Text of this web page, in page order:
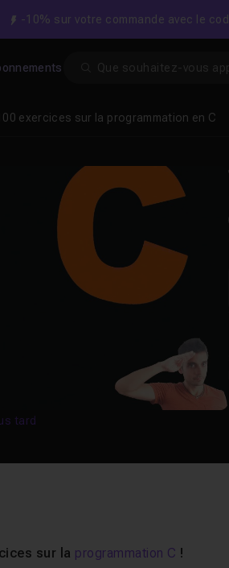
-10% sur votre commande avec le
exercices sur la programmation en C
tard
sur la programmation C !